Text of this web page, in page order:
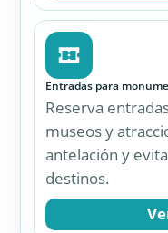
Compra una
conexión a
cambiar tu tarjeta
Ver